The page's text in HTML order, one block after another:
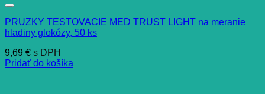
PRUZKY TESTOVACIE MED TRUST LIGHT na meranie
hladiny glokózy, 50 ks
9,69 € s DPH
Pridať do košíka